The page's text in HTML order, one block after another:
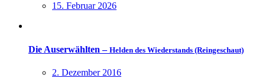
15. Februar 2026
Die Auserwählten – Helden des Wiederstands (Reingeschaut)
2. Dezember 2016